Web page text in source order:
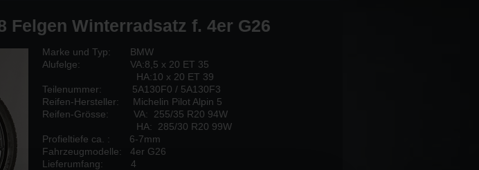
Felgen Winterradsatz f. 4er G26
Marke und Typ: BMW
Alufelge: VA:8,5 x 20 ET 35
HA:10 x 20 ET 39
Teilenummer: 5A130F0 / 5A130F3
Reifen-Hersteller: Michelin Pilot Alpin 5
Reifen-Grösse: VA: 255/35 R20 94W
HA: 285/30 R20 99W
Profieltiefe ca. : 6-7mm
Fahrzeugmodelle: 4er G26
Lieferumfang: 4